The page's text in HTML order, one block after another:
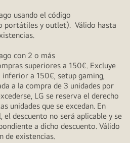
usando el código
portátiles y outlet). Válido hasta
con 2 o más
superiores a 150€. Excluye
a 150€, setup gaming,
a la compra de 3 unidades por
LG se reserva el derecho
unidades que se excedan. En
el descuento no será aplicable y se
a dicho descuento. Válido
de existencias.